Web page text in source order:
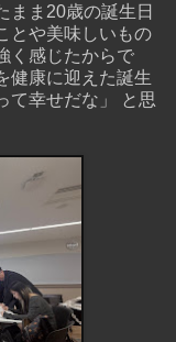
まま20歳の誕生日
とや美味しいもの
く感じたからで
健康に迎えた誕生
て幸せだな」 と思